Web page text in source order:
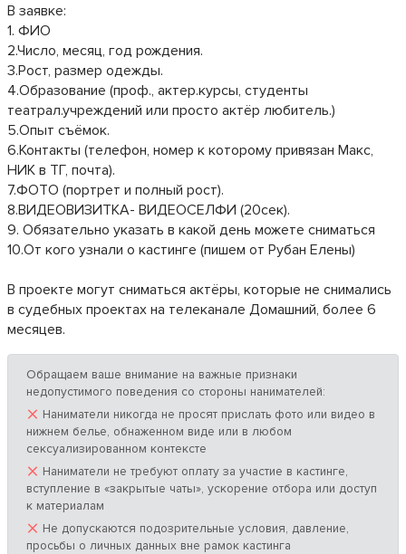
В заявке:
1. ФИО
2.Число, месяц, год рождения.
3.Рост, размер одежды.
4.Образование (проф., актер.курсы, студенты
театрал.учреждений или просто актёр любитель.)
5.Опыт съёмок.
6.Контакты (телефон, номер к которому привязан Макс,
НИК в ТГ, почта).
7.ФОТО (портрет и полный рост).
8.ВИДЕОВИЗИТКА- ВИДЕОСЕЛФИ (20сек).
9. Обязательно указать в какой день можете сниматься
10.От кого узнали о кастинге (пишем от Рубан Елены)
В проекте могут сниматься актёры, которые не снимались
в судебных проектах на телеканале Домашний, более 6
месяцев.
Обращаем ваше внимание на важные признаки
недопустимого поведения со стороны нанимателей:
× Наниматели никогда не просят прислать фото или видео в
нижнем белье, обнаженном виде или в любом
сексуализированном контексте
× Наниматели не требуют оплату за участие в кастинге,
вступление в «закрытые чаты», ускорение отбора или доступ
к материалам
× Не допускаются подозрительные условия, давление,
просьбы о личных данных вне рамок кастинга